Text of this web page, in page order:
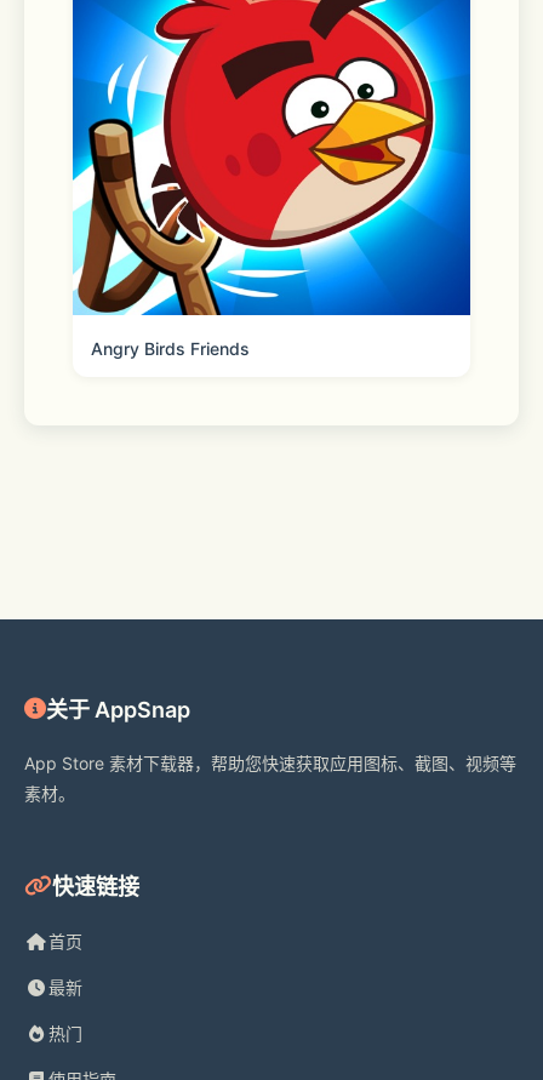
Angry Birds Friends
关于 AppSnap
App Store 素材下载器，帮助您快速获取应用图标、截图、视频等
素材。
快速链接
首页
最新
热门